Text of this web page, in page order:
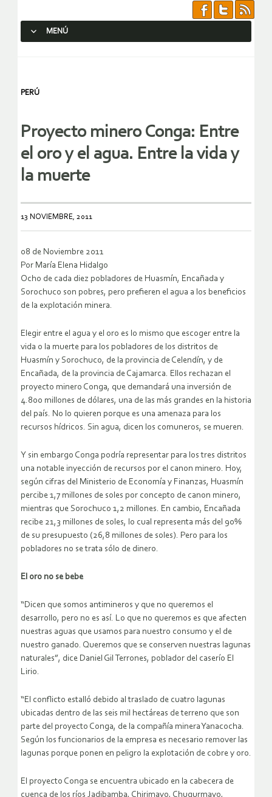
MENÚ
PERÚ
Proyecto minero Conga: Entre
el oro y el agua. Entre la vida y
la muerte
13 NOVIEMBRE, 2011
08 de Noviembre 2011
Por María Elena Hidalgo
Ocho de cada diez pobladores de Huasmín, Encañada y
Sorochuco son pobres, pero prefieren el agua a los beneficios
de la explotación minera.
Elegir entre el agua y el oro es lo mismo que escoger entre la
vida o la muerte para los pobladores de los distritos de
Huasmín y Sorochuco, de la provincia de Celendín, y de
Encañada, de la provincia de Cajamarca. Ellos rechazan el
proyecto minero Conga, que demandará una inversión de
4.800 millones de dólares, una de las más grandes en la historia
del país. No lo quieren porque es una amenaza para los
recursos hídricos. Sin agua, dicen los comuneros, se mueren.
Y sin embargo Conga podría representar para los tres distritos
una notable inyección de recursos por el canon minero. Hoy,
según cifras del Ministerio de Economía y Finanzas, Huasmín
percibe 1,7 millones de soles por concepto de canon minero,
mientras que Sorochuco 1,2 millones. En cambio, Encañada
recibe 21,3 millones de soles, lo cual representa más del 90%
de su presupuesto (26,8 millones de soles). Pero para los
pobladores no se trata sólo de dinero.
El oro no se bebe
“Dicen que somos antimineros y que no queremos el
desarrollo, pero no es así. Lo que no queremos es que afecten
nuestras aguas que usamos para nuestro consumo y el de
nuestro ganado. Queremos que se conserven nuestras lagunas
naturales”, dice Daniel Gil Terrones, poblador del caserío El
Lirio.
“El conflicto estalló debido al traslado de cuatro lagunas
ubicadas dentro de las seis mil hectáreas de terreno que son
parte del proyecto Conga, de la compañía minera Yanacocha.
Según los funcionarios de la empresa es necesario remover las
lagunas porque ponen en peligro la explotación de cobre y oro.
El proyecto Conga se encuentra ubicado en la cabecera de
cuenca de los ríos Jadibamba, Chirimayo, Chugurmayo,